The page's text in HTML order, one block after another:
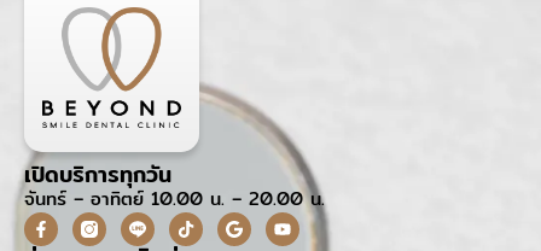
เปิดบริการทุกวัน
จันทร์ – อาทิตย์ 10.00 น. – 20.00 น.